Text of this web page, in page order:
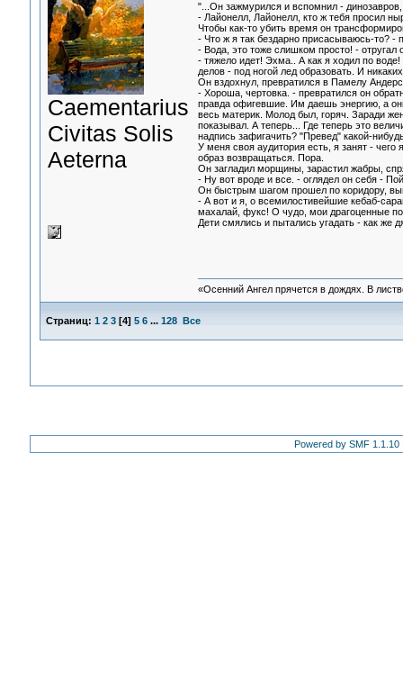
Сaementarius
Civitas Solis
Aeterna
"...Он зажмурился и вспомнил -
- Лайонелл, Лайонелл, кто ж тебя просил
Чтобы как-то убить время он
- Что ж я так бездарно присасываюсь-то? -
- Вода, это тоже слишком просто! -
- тяжело идет! Эхма.. А как я ходил по
делов - под ногой лед образовать. И
Он вздохнул, превратился в Памелу
- Хороша, чертовка. - превратился он
правда офигевшие. Им даешь энергию, а
весь материк. Молод был, горяч. Заради
показывал. А теперь... Где теперь это
надпись зафигачить? "Превед" какой-
У меня своя аудитория есть, я занят -
образ возвращаться. Пора.
Он загладил морщины, зарастил жабры,
- Ну вот вроде и все. - оглядел он себя -
Он быстрым шагом прошел по коридору,
- А вот и я, о всемилостивейшие кебаб-
махалай, фукс! О чудо, мои драгоценные
Дети смялись и пытались угадать - как же
«Осенний Ангел прячется в дождях. В
Страниц: 1 2 3[4] 5 6 ... 128 Все
Powered by SMF 1.1.10